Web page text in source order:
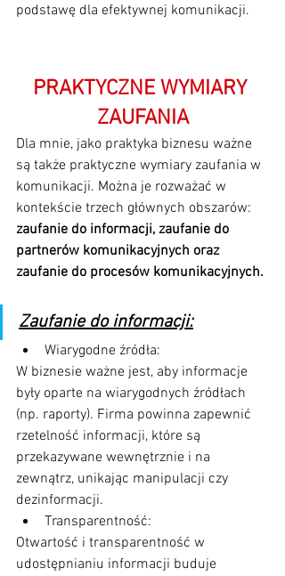
podstawę dla efektywnej komunikacji.
PRAKTYCZNE WYMIARY
ZAUFANIA
Dla mnie, jako praktyka biznesu ważne
są także praktyczne wymiary zaufania w
komunikacji. Można je rozważać w
kontekście trzech głównych obszarów:
zaufanie do informacji, zaufanie do
partnerów komunikacyjnych oraz
zaufanie do procesów komunikacyjnych.
Zaufanie do informacji:
Wiarygodne źródła:
W biznesie ważne jest, aby informacje
były oparte na wiarygodnych źródłach
(np. raporty). Firma powinna zapewnić
rzetelność informacji, które są
przekazywane wewnętrznie i na
zewnątrz, unikając manipulacji czy
dezinformacji.
Transparentność:
Otwartość i transparentność w
udostępnianiu informacji buduje